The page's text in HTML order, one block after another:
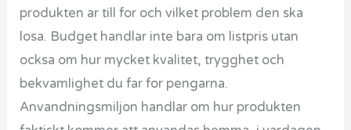
produkten ar till for och vilket problem den ska
losa. Budget handlar inte bara om listpris utan
ocksa om hur mycket kvalitet, trygghet och
bekvamlighet du far for pengarna.
Anvandningsmiljon handlar om hur produkten